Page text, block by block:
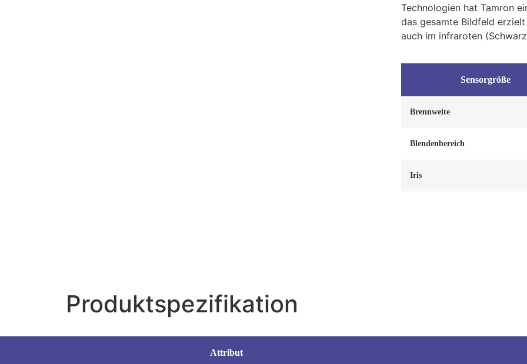
Technologien hat Tamron
das gesamte Bildfeld
auch im infraroten
Sensorgröße
Brennweite
Blendenbereich
Iris
Produktspezifikation
Attribut